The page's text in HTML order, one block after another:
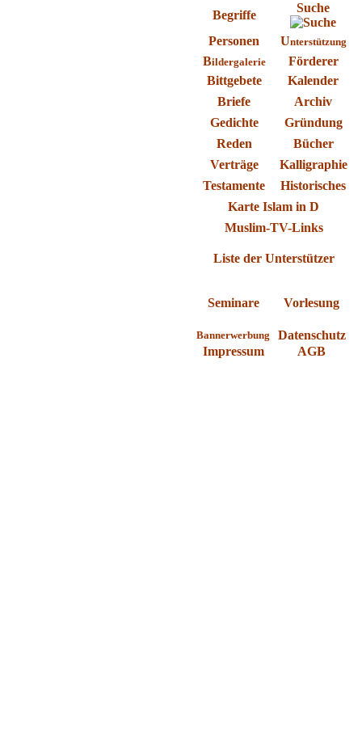
Begriffe
Suche
Personen Unterstützung
Bildergalerie
Förderer
Bittgebete
Kalender
Briefe
Archiv
Gedichte
Gründung
Reden
Bücher
Verträge
Kalligraphie
Testamente
Historisches
Karte Islam in D
Muslim-TV-Links
Liste der Unterstützer
Seminare Vorlesung
Bannerwerbung
Datenschutz
Impressum
AGB